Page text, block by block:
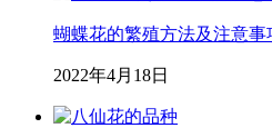
蝴蝶花的繁殖方法及注意事
2022年4月18日